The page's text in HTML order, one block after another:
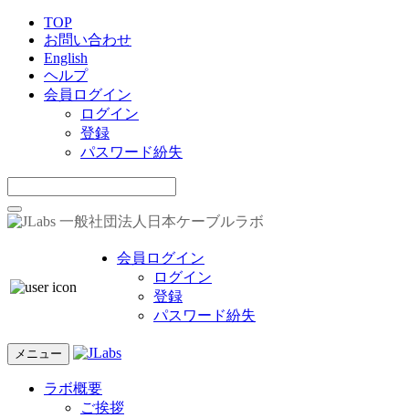
TOP
お問い合わせ
English
ヘルプ
会員ログイン
ログイン
登録
パスワード紛失
一般社団法人日本ケーブルラボ
会員ログイン
ログイン
登録
パスワード紛失
メニュー
ラボ概要
ご挨拶